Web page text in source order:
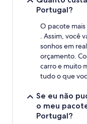
disponibilidade
Portugal?
O pacote
. Assim, você
sonhos em
orçamento.
carro e muito
tudo o que
Se eu não
o meu
Portugal?